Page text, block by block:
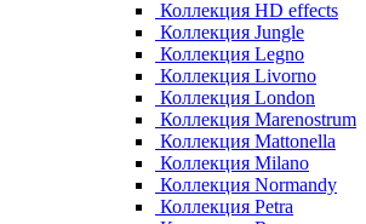
Коллекция HD effects
Коллекция Jungle
Коллекция Legno
Коллекция Livorno
Коллекция London
Коллекция Marenostrum
Коллекция Mattonella
Коллекция Milano
Коллекция Normandy
Коллекция Petra